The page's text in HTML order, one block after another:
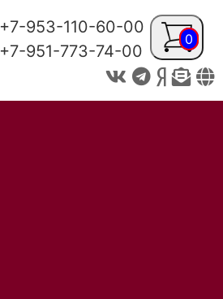
+7-953-110-60-00
+7-951-773-74-00
0